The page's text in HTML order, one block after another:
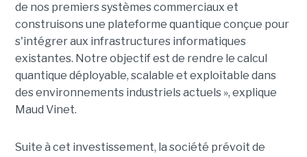
de nos premiers systèmes commerciaux et
construisons une plateforme quantique conçue pour
s'intégrer aux infrastructures informatiques
existantes. Notre objectif est de rendre le calcul
quantique déployable, scalable et exploitable dans
des environnements industriels actuels », explique
Maud Vinet.
Suite à cet investissement, la société prévoit de